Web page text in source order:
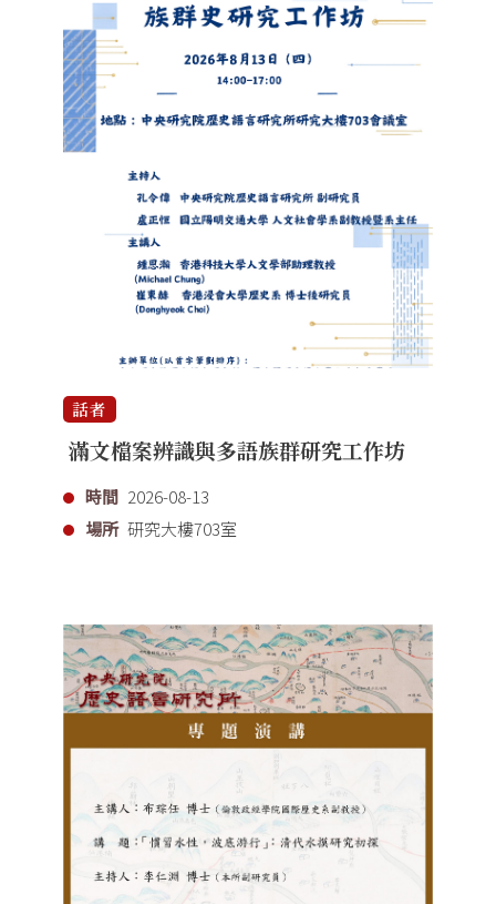
話者
滿文檔案辨識與多語族群研究工作坊
時間 2026-08-13
場所 研究大樓703室